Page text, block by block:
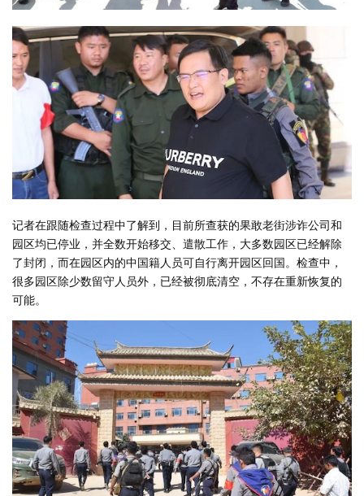
记者在跟随检查过程中了解到，目前所查获的果敢老街涉诈公司和
园区均已停业，并全数开始移交、遣散工作，大多数园区已经解除
了封闭，而在园区内的中国籍人员可自行离开园区回国。检查中，
很多园区除少数留守人员外，已经被彻底清空，不存在重新恢复的
可能。